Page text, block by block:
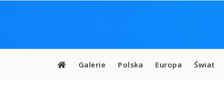
Galerie Polska Europa Świat